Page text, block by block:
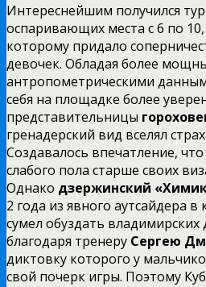
Интереснейшим получился
оспаривающих места с 6 по
которому придало
девочек. Обладая более
антропометрическими
себя на площадке более
представительницы
гренадерский вид вселял
Создавалось впечатление,
слабого пола старше своих
Однако дзержинский
2 года из явного аутсайдера в
сумел обуздать владимирских
благодаря тренеру Сергею
диктовку которого у
свой почерк игры. Поэтому